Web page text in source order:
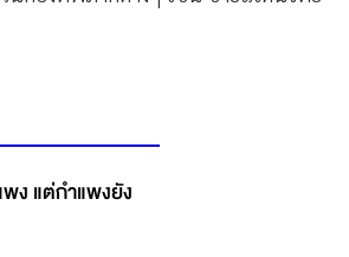
ง แต่กำแพงยัง